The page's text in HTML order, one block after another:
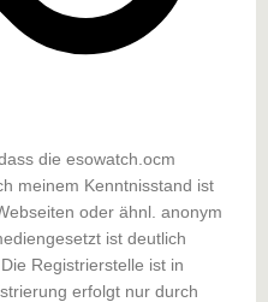
die esowatch.ocm
meinem Kenntnisstand ist
oder ähnl. anonym
ist deutlich
Registrierstelle ist in
erfolgt nur durch